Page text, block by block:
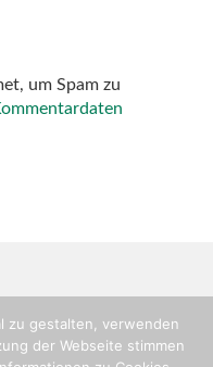
um Spam zu
zu gestalten, verwenden
der Webseite stimmen